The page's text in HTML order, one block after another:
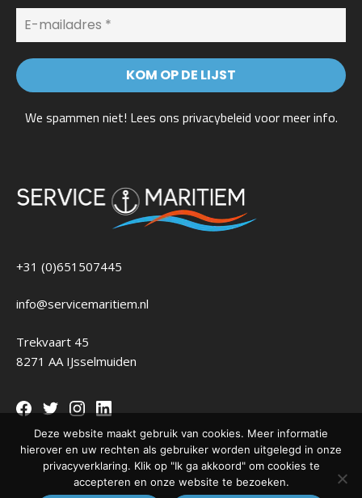
We spammen niet! Lees ons privacybeleid voor meer info.
+31 (0)651507445
info@servicemaritiem.nl
Trekvaart 45
8271 AA IJsselmuiden
Deze website maakt gebruik van cookies. Meer informatie
hierover en uw rechten als gebruiker worden uitgelegd in onze
privacyverklaring. Klik op "Ik ga akkoord" om cookies te
accepteren en onze website te bezoeken.